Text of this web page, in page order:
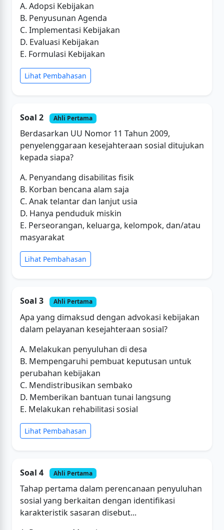
A. Adopsi Kebijakan
B. Penyusunan Agenda
C. Implementasi Kebijakan
D. Evaluasi Kebijakan
E. Formulasi Kebijakan
Lihat Pembahasan
Soal 2 Ahli Pertama
Berdasarkan UU Nomor 11 Tahun 2009,
penyelenggaraan kesejahteraan sosial ditujukan
kepada siapa?
A. Penyandang disabilitas fisik
B. Korban bencana alam saja
C. Anak telantar dan lanjut usia
D. Hanya penduduk miskin
E. Perseorangan, keluarga, kelompok, dan/atau
masyarakat
Lihat Pembahasan
Soal 3 Ahli Pertama
Apa yang dimaksud dengan advokasi kebijakan
dalam pelayanan kesejahteraan sosial?
A. Melakukan penyuluhan di desa
B. Mempengaruhi pembuat keputusan untuk
perubahan kebijakan
C. Mendistribusikan sembako
D. Memberikan bantuan tunai langsung
E. Melakukan rehabilitasi sosial
Lihat Pembahasan
Soal 4 Ahli Pertama
Tahap pertama dalam perencanaan penyuluhan
sosial yang berkaitan dengan identifikasi
karakteristik sasaran disebut...